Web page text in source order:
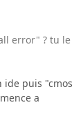
error" ? tu le
ide puis "cmos
a